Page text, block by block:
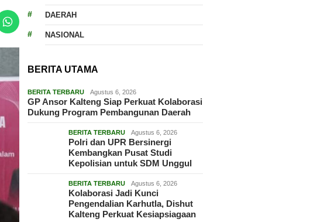
DAERAH
NASIONAL
BERITA UTAMA
BERITA TERBARU Agustus 6, 2026
GP Ansor Kalteng Siap Perkuat Kolaborasi
Dukung Program Pembangunan Daerah
BERITA TERBARU Agustus 6, 2026
Polri dan UPR Bersinergi
Kembangkan Pusat Studi
Kepolisian untuk SDM Unggul
BERITA TERBARU Agustus 6, 2026
Kolaborasi Jadi Kunci
Pengendalian Karhutla, Dishut
Kalteng Perkuat Kesiapsiagaan